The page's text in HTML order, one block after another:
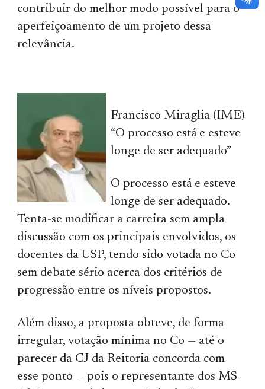
contribuir do melhor modo possível para o
aperfeiçoamento de um projeto dessa
relevância.
Francisco Miraglia (IME)
“O processo está e esteve
longe de ser adequado”
O processo está e esteve
longe de ser adequado.
Tenta-se modificar a carreira sem ampla
discussão com os principais envolvidos, os
docentes da USP, tendo sido votada no Co
sem debate sério acerca dos critérios de
progressão entre os níveis propostos.
Além disso, a proposta obteve, de forma
irregular, votação mínima no Co — até o
parecer da CJ da Reitoria concorda com
esse ponto — pois o representante dos MS-